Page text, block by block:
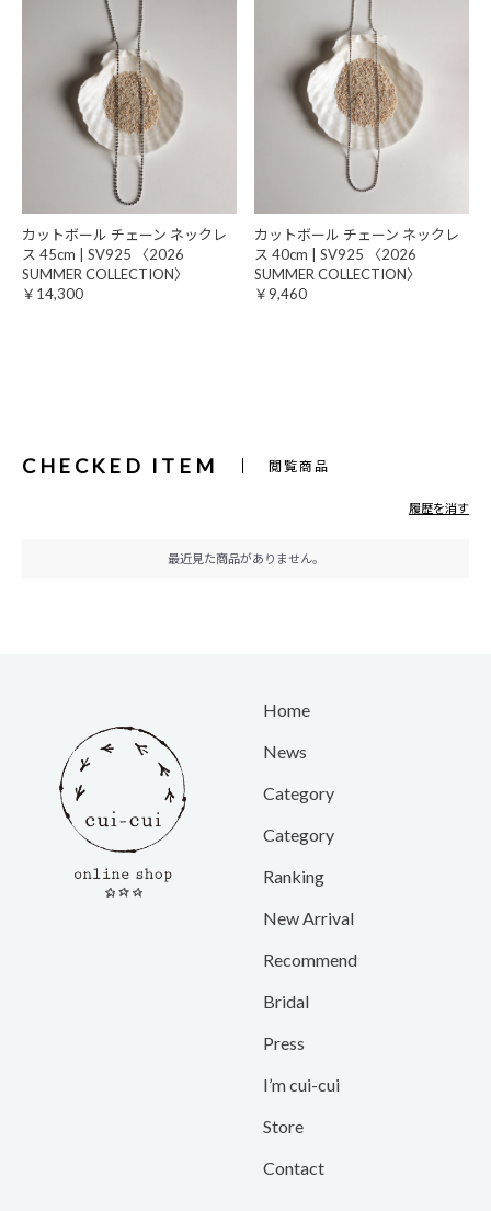
カットボール チェーン ネックレ
ス 45cm | SV925 〈2026
SUMMER COLLECTION〉
￥14,300
カットボール チェーン ネックレ
ス 40cm | SV925 〈2026
SUMMER COLLECTION〉
￥9,460
CHECKED ITEM 閲覧商品
履歴を消す
最近見た商品がありません。
Home
News
Category
Category
Ranking
New Arrival
Recommend
Bridal
Press
I’m cui-cui
Store
Contact